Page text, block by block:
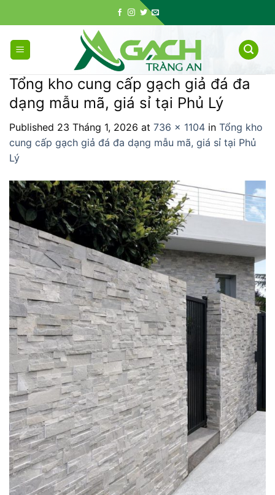
to
content
Tổng kho cung cấp gạch giả đá đa
dạng mẫu mã, giá sỉ tại Phủ Lý
Published 23 Tháng 1, 2026 at 736 × 1104 in Tổng kho
cung cấp gạch giả đá đa dạng mẫu mã, giá sỉ tại Phủ
Lý